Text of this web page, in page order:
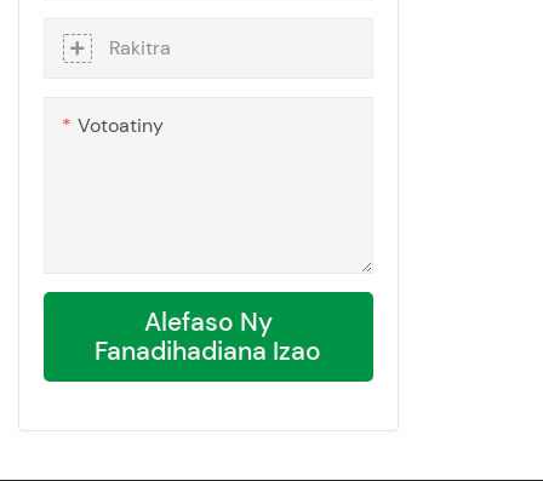
Rakitra
Votoatiny
Alefaso Ny
Fanadihadiana Izao